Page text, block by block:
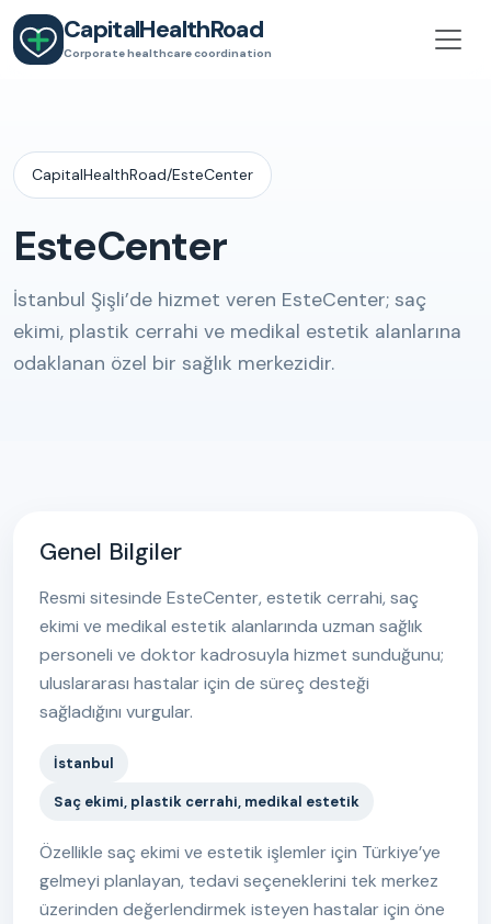
CapitalHealthRoad
Corporate healthcare coordination
CapitalHealthRoad/EsteCenter
EsteCenter
İstanbul Şişli’de hizmet veren EsteCenter; saç
ekimi, plastik cerrahi ve medikal estetik alanlarına
odaklanan özel bir sağlık merkezidir.
Genel Bilgiler
Resmi sitesinde EsteCenter, estetik cerrahi, saç
ekimi ve medikal estetik alanlarında uzman sağlık
personeli ve doktor kadrosuyla hizmet sunduğunu;
uluslararası hastalar için de süreç desteği
sağladığını vurgular.
İstanbul
Saç ekimi, plastik cerrahi, medikal estetik
Özellikle saç ekimi ve estetik işlemler için Türkiye’ye
gelmeyi planlayan, tedavi seçeneklerini tek merkez
üzerinden değerlendirmek isteyen hastalar için öne